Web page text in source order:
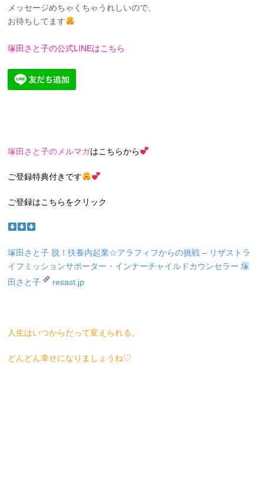
メッセージめちゃくちゃうれしいので、
お待ちしてます
塚田さと子の公式LINEはこちら
塚田さと子のメルマガはこちらから
ご登録特典付きです
ご登録はこちらをクリック
塚田さと子 脱！扶養内起業☆アラフィフからの挑戦 – リザスト ラ
イフミッションサポーター・インナーチャイルドカウンセラー 塚
田さと子
resast.jp
人生はいつからだって変えられる。
どんどん幸せになりましょうね♡